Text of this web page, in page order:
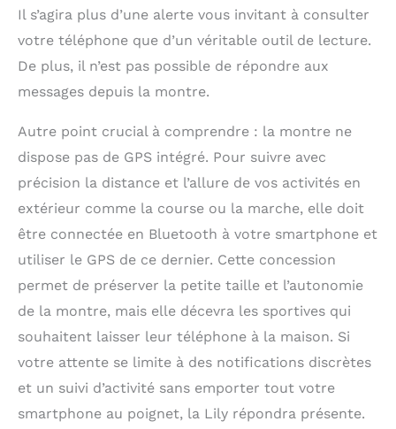
Il s’agira plus d’une alerte vous invitant à consulter
votre téléphone que d’un véritable outil de lecture.
De plus, il n’est pas possible de répondre aux
messages depuis la montre.
Autre point crucial à comprendre : la montre ne
dispose pas de GPS intégré. Pour suivre avec
précision la distance et l’allure de vos activités en
extérieur comme la course ou la marche, elle doit
être connectée en Bluetooth à votre smartphone et
utiliser le GPS de ce dernier. Cette concession
permet de préserver la petite taille et l’autonomie
de la montre, mais elle décevra les sportives qui
souhaitent laisser leur téléphone à la maison. Si
votre attente se limite à des notifications discrètes
et un suivi d’activité sans emporter tout votre
smartphone au poignet, la Lily répondra présente.